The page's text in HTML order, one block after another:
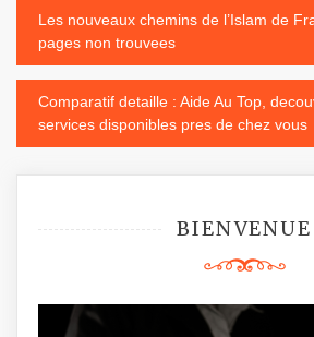
Navigation
de
l’article
Les nouveaux chemins de l’Islam de
pages non trouvees
Comparatif detaille : Aide Au Top,
services disponibles pres de chez vous
BIENVENUE